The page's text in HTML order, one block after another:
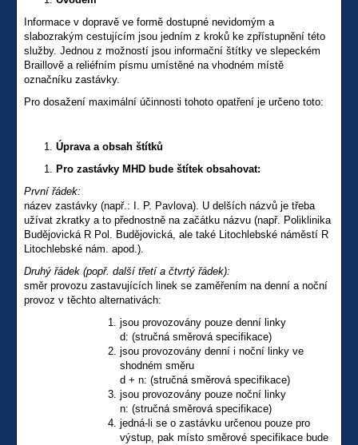
Informace v dopravě ve formě dostupné nevidomým a
slabozrakým cestujícím jsou jedním z kroků ke zpřístupnění této
služby. Jednou z možností jsou informační štítky ve slepeckém
Braillově a reliéfním písmu umístěné na vhodném místě
označníku zastávky.
Pro dosažení maximální účinnosti tohoto opatření je určeno toto:
Úprava a obsah štítků
Pro zastávky MHD bude štítek obsahovat:
První řádek:
název zastávky (např.: I. P. Pavlova). U delších názvů je třeba
užívat zkratky a to přednostně na začátku názvu (např. Poliklinika
Budějovická R Pol. Budějovická, ale také Litochlebské náměstí R
Litochlebské nám. apod.).
Druhý řádek (popř. další třetí a čtvrtý řádek):
směr provozu zastavujících linek se zaměřením na denní a noční
provoz v těchto alternativách:
jsou provozovány pouze denní linky
d: (stručná směrová specifikace)
jsou provozovány denní i noční linky ve
shodném směru
d + n: (stručná směrová specifikace)
jsou provozovány pouze noční linky
n: (stručná směrová specifikace)
jedná-li se o zastávku určenou pouze pro
výstup, pak místo směrové specifikace bude